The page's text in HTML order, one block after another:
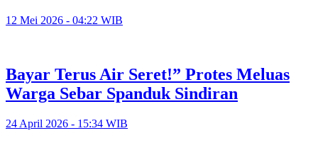
12 Mei 2026 - 04:22 WIB
Bayar Terus Air Seret!” Protes Meluas
Warga Sebar Spanduk Sindiran
24 April 2026 - 15:34 WIB